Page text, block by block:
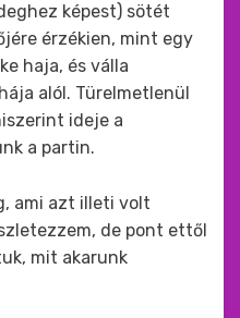
képest) sötét
érzékien, mint egy
haja, és válla
alól. Türelmetlenül
ideje a
a partin.
ami azt illeti volt
de pont ettől
mit akarunk